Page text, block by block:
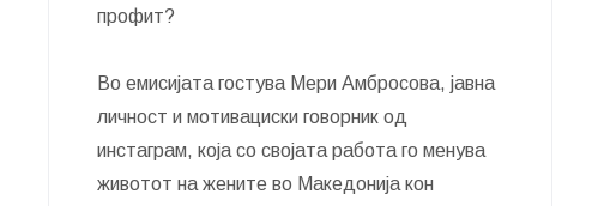
профит?
Во емисијата гостува Мери Амбросова, јавна
личност и мотивациски говорник од
инстаграм, која со својата работа го менува
животот на жените во Македонија кон